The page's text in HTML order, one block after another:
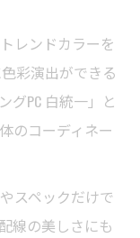
レンドカラーを
彩演出ができる
グPC 白統一」と
のコーディネー
スペックだけで
線の美しさにも